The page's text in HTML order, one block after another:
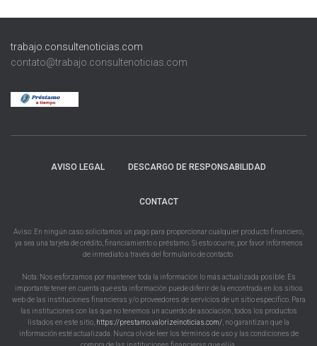
trabajo.consultenoticias.com
contato@trabajo.consultenoticias.com
AVISO LEGAL DESCARGO DE RESPONSABILIDAD
CONTACT
Aviso: En ningún caso solicitamos un pago para proporcionar cualquier producto financiero,
ya sea una tarjeta de crédito, financiamiento o préstamo. Si esto ocurre, por favor infórmenos
de inmediato a través del formulario de contacto.
Nota: Nos esforzamos por mantener toda la información lo más actualizada posible. Es
importante tener en cuenta que esta información puede diferir de la encontrada en los sitios
web de las instituciones financieras y/o proveedores de servicios de un sitio específico. Para
las instituciones con las que no tenemos un acuerdo de asociación, todos los productos
listados en este sitio, https://prestamo.valorizeinoticias.com/ , no garantizan que la
información esté actualizada. Nunca olvide leer los términos de uso y las condiciones de